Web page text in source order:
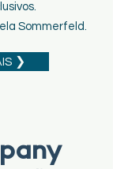
Sommerfeld.
❯